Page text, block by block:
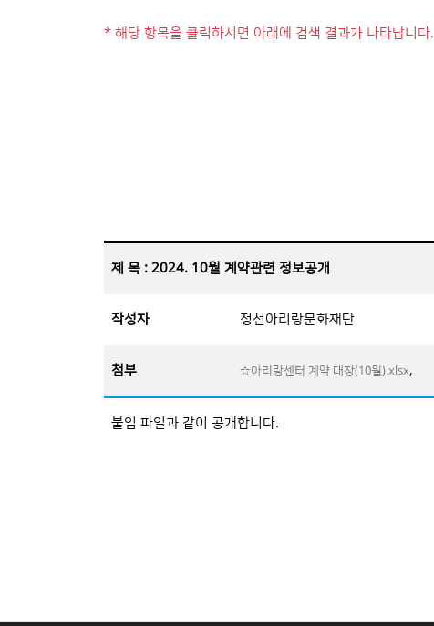
* 해당 항목을 클릭하시면 아래에 검색 결과가 나타납니다.
제 목 : 2024. 10월 계약관련 정보공개
작성자 정선아리랑문화재단
첨부 ☆아리랑센터 계약 대장(10월).xlsx,
붙임 파일과 같이 공개합니다.